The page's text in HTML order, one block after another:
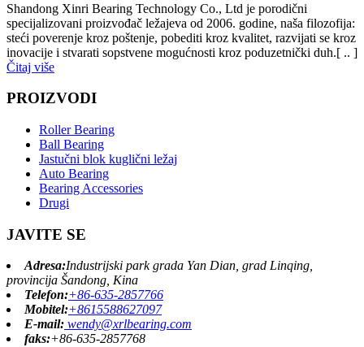
Shandong Xinri Bearing Technology Co., Ltd je porodični
specijalizovani proizvođač ležajeva od 2006. godine, naša filozofija:
steći poverenje kroz poštenje, pobediti kroz kvalitet, razvijati se kroz
inovacije i stvarati sopstvene mogućnosti kroz poduzetnički duh.[ .. ]
Čitaj više
PROIZVODI
Roller Bearing
Ball Bearing
Jastučni blok kuglični ležaj
Auto Bearing
Bearing Accessories
Drugi
JAVITE SE
Adresa:Industrijski park grada Yan Dian, grad Linqing,
provincija Šandong, Kina
Telefon:+86-635-2857766
Mobitel:+8615588627097
E-mail: wendy@xrlbearing.com
faks:+86-635-2857768